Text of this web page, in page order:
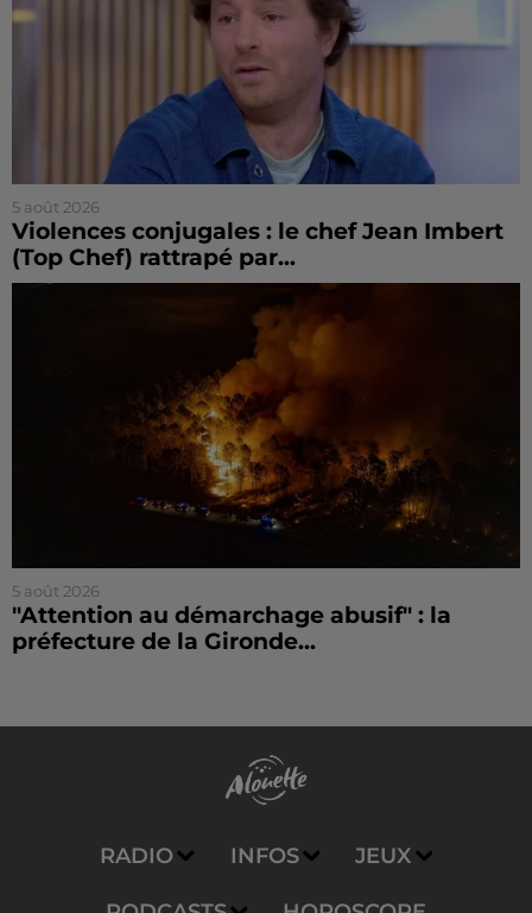
5 août 2026
Violences conjugales : le chef Jean Imbert
(Top Chef) rattrapé par...
5 août 2026
"Attention au démarchage abusif" : la
préfecture de la Gironde...
RADIO INFOS JEUX